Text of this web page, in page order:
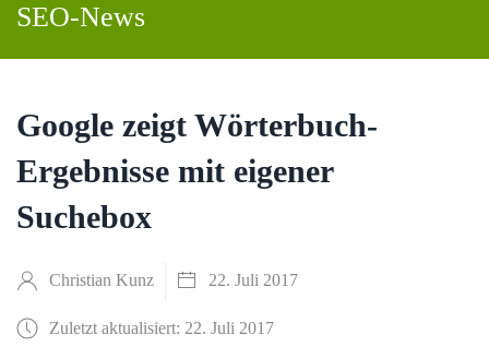
SEO-News
Google zeigt Wörterbuch-
Ergebnisse mit eigener
Suchebox
Christian Kunz 22. Juli 2017
Zuletzt aktualisiert: 22. Juli 2017